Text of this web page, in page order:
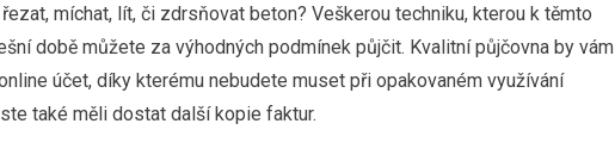
míchat, lít, či zdrsňovat beton? Veškerou techniku, kterou k těmto
době můžete za výhodných podmínek půjčit. Kvalitní půjčovna by vám
účet, díky kterému nebudete muset při opakovaném využívání
také měli dostat další kopie faktur.